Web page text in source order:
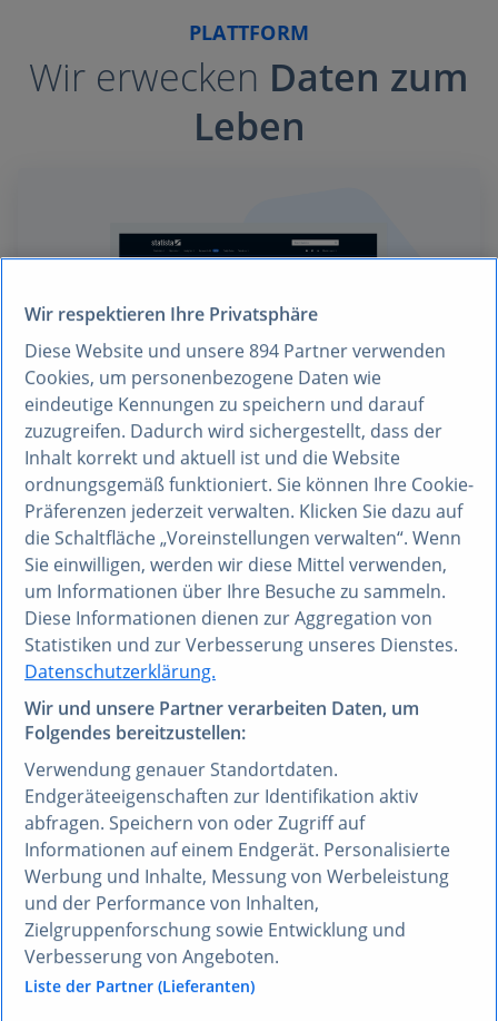
PLATTFORM
Wir erwecken Daten zum
Leben
Research AI
Research AI kombiniert die Stärken der
fortgeschrittenen Large Language Model-
Technologie mit der exzellenten Datentiefe von
Statista. Durch Effizienz, Qualität und
Benutzerfreundlichkeit ermöglicht Ihnen Research
AI, datengestützt, faktenbasiert und
unvoreingenommen zu denken.
Consumer Insights
Wir respektieren Ihre Privatsphäre
Diese Website und unsere 894 Partner verwenden
Cookies, um personenbezogene Daten wie
eindeutige Kennungen zu speichern und darauf
zuzugreifen. Dadurch wird sichergestellt, dass der
Inhalt korrekt und aktuell ist und die Website
ordnungsgemäß funktioniert. Sie können Ihre Cookie-
Präferenzen jederzeit verwalten. Klicken Sie dazu auf
die Schaltfläche „Voreinstellungen verwalten“. Wenn
Sie einwilligen, werden wir diese Mittel verwenden,
um Informationen über Ihre Besuche zu sammeln.
Diese Informationen dienen zur Aggregation von
Statistiken und zur Verbesserung unseres Dienstes.
Datenschutzerklärung.
Wir und unsere Partner verarbeiten Daten, um
Folgendes bereitzustellen:
Verwendung genauer Standortdaten.
Endgeräteeigenschaften zur Identifikation aktiv
abfragen. Speichern von oder Zugriff auf
Informationen auf einem Endgerät. Personalisierte
Werbung und Inhalte, Messung von Werbeleistung
und der Performance von Inhalten,
Zielgruppenforschung sowie Entwicklung und
Verbesserung von Angeboten.
Liste der Partner (Lieferanten)